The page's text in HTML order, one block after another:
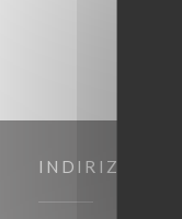
INDIRIZZO